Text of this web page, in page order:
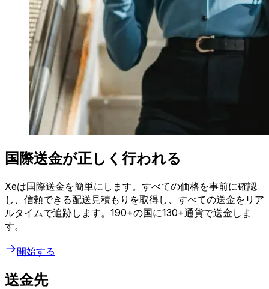
国際送金が正しく行われる
Xeは国際送金を簡単にします。すべての価格を事前に確認
し、信頼できる配送見積もりを取得し、すべての送金をリア
ルタイムで追跡します。190+の国に130+通貨で送金しま
す。
開始する
送金先